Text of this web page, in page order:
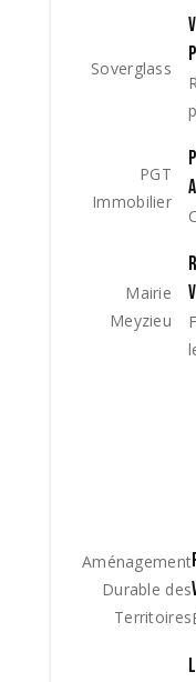
Soverglass
PGT
Immobilier
Mairie
Meyzieu
Aménagement
Durable des
Territoires